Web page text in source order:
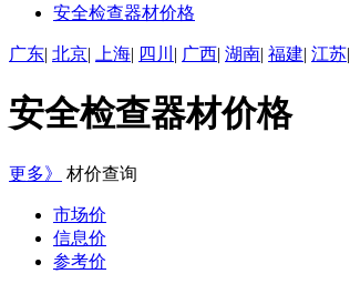
安全检查器材价格
广东| 北京| 上海| 四川 | 广西| 湖南| 福建| 江苏|
安全检查器材价格
更多》 材价查询
市场价
信息价
参考价